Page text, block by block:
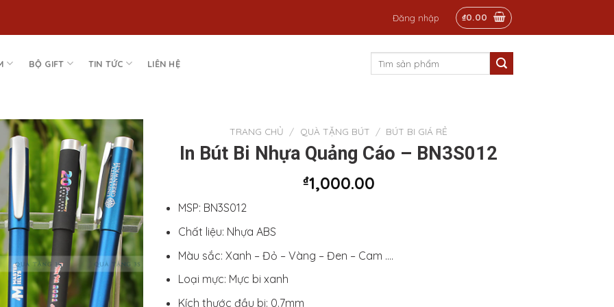
Đăng nhập ₫0.00
BỘ GIFT TIN TỨC LIÊN HỆ
Add to
Wishlist
TRANG CHỦ / QUÀ TẶNG BÚT / BÚT BI GIÁ RẺ
In Bút Bi Nhựa Quảng Cáo – BN3S012
₫1,000.00
MSP: BN3S012
Chất liệu: Nhựa ABS
Màu sắc: Xanh – Đỏ – Vàng – Đen – Cam ….
Loại mực: Mực bi xanh
Kích thước đầu bi: 0.7mm